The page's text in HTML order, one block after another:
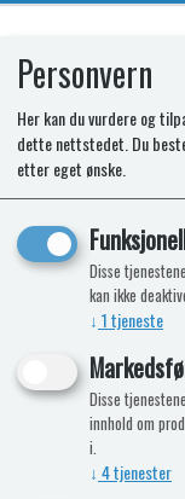
SR DOOR
Personvern
Her kan du vurdere og
dette nettstedet. Du
etter eget ønske.
Disse
kan ikke
↓ 1tjeneste
Disse
innhold om
i.
↓ 4tjenester